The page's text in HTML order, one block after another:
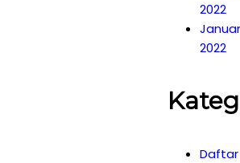
2022
2022
Daftar